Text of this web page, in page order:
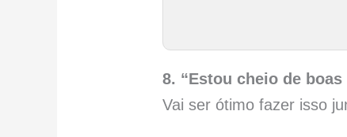
8. “Estou cheio de
Vai ser ótimo fazer isso